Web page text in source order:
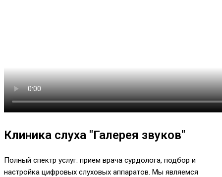
Клиника слуха "Галерея звуков"
Полный спектр услуг: прием врача сурдолога, подбор и
настройка цифровых слуховых аппаратов. Мы являемся